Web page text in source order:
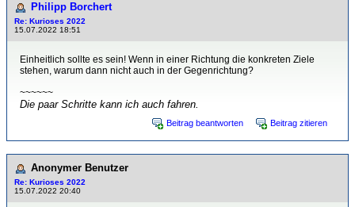
Philipp Borchert
Re: Kurioses 2022
15.07.2022 18:51
Einheitlich sollte es sein! Wenn in einer Richtung die konkreten Ziele
stehen, warum dann nicht auch in der Gegenrichtung?
~~~~~~
Die paar Schritte kann ich auch fahren.
Beitrag beantworten Beitrag zitieren
Anonymer Benutzer
Re: Kurioses 2022
15.07.2022 20:40